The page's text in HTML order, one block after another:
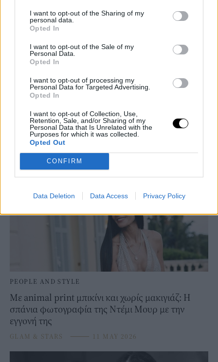
I want to opt-out of the Sharing of my
personal data.
Opted In
I want to opt-out of the Sale of my
Personal Data.
Opted In
I want to opt-out of processing my
Personal Data for Targeted Advertising.
Opted In
I want to opt-out of Collection, Use,
Retention, Sale, and/or Sharing of my
Personal Data that Is Unrelated with the
Purposes for which it was collected.
Opted Out
CONFIRM
Data Deletion Data Access Privacy Policy
PEOPLE AND STYLE
Στιλάτη από την πρώτη στιγμή: Η Ντέμι Μουρ
έφτασε στις Κάννες με quiet luxury vibes
GLAM & STARS
PEOPLE AND STYLE
Με animal print μπικίνι και χωρίς μακιγιάζ: Η
σπάνια φωτογραφία της Ντέμι Μουρ με την
εγγονή της
GLAM & STARS ⸻ 11 MAY 2026